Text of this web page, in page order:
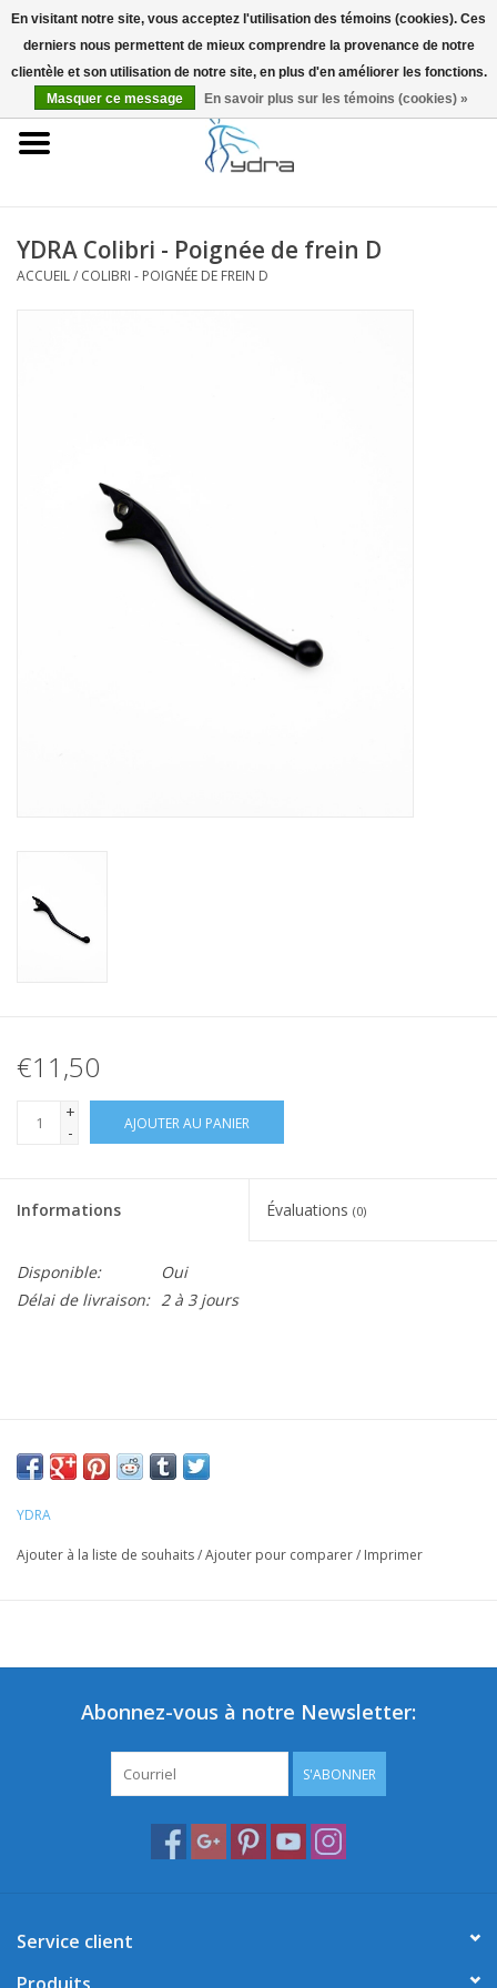
EUR
Accueil
YDRA Colibri - Poignée de frein D
ACCUEIL/ COLIBRI - POIGNÉE DE FREIN D
€11,50
+
-
AJOUTER AU PANIER
Informations Évaluations (0)
Disponible:
Oui
Délai de livraison: 2 à 3 jours
YDRA
Ajouter à la liste de souhaits/Ajouter pour comparer/ Imprimer
Abonnez-vous à notre Newsletter:
S'ABONNER
Service client
En visitant notre site, vous acceptez l'utilisation des témoins (cookies). Ces
derniers nous permettent de mieux comprendre la provenance de notre
clientèle et son utilisation de notre site, en plus d'en améliorer les fonctions.
Masquer ce message
En savoir plus sur les témoins (cookies) »